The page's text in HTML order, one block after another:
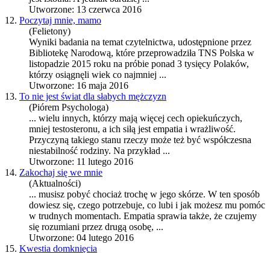
Utworzone: 13 czerwca 2016
12. Poczytaj mnie, mamo
(Felietony)
Wyniki badania na temat czytelnictwa, udostępnione przez
Bibliotekę Narodową, które przeprowadziła TNS Polska w
listopadzie 2015 roku na próbie ponad 3 tysięcy Polaków,
którzy osiągnęli wiek co najmniej ...
Utworzone: 16 maja 2016
13. To nie jest świat dla słabych mężczyzn
(Piórem Psychologa)
... wielu innych, którzy mają więcej cech opiekuńczych,
mniej testosteronu, a ich siłą jest empatia i wrażliwość.
Przyczyną takiego stanu rzeczy może też być współczesna
niestabilność rodziny. Na przykład ...
Utworzone: 11 lutego 2016
14. Zakochaj się we mnie
(Aktualności)
... musisz pobyć chociaż trochę w jego skórze. W ten sposób
dowiesz się, czego potrzebuje, co lubi i jak możesz mu pomóc
w trudnych momentach. Empatia sprawia także, że czujemy
się rozumiani przez drugą osobę, ...
Utworzone: 04 lutego 2016
15. Kwestia domknięcia